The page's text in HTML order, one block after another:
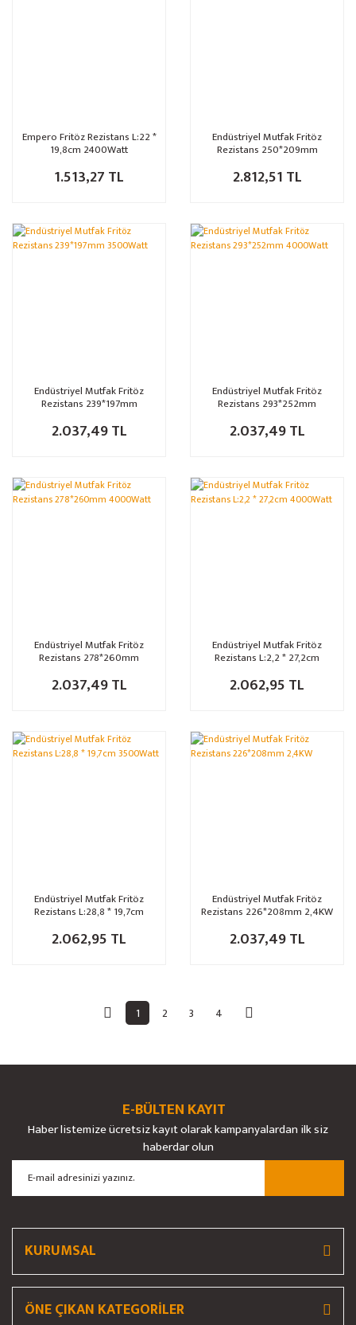
Empero Fritöz Rezistans L:22 *
19,8cm 2400Watt
1.513,27 TL
Endüstriyel Mutfak Fritöz
Rezistans 250*209mm
2.812,51 TL
Endüstriyel Mutfak Fritöz
Rezistans 239*197mm
2.037,49 TL
Endüstriyel Mutfak Fritöz
Rezistans 293*252mm
2.037,49 TL
Endüstriyel Mutfak Fritöz
Rezistans 278*260mm
2.037,49 TL
Endüstriyel Mutfak Fritöz
Rezistans L:2,2 * 27,2cm
2.062,95 TL
Endüstriyel Mutfak Fritöz
Rezistans L:28,8 * 19,7cm
2.062,95 TL
Endüstriyel Mutfak Fritöz
Rezistans 226*208mm 2,4KW
2.037,49 TL
1 2 3 4
E-BÜLTEN KAYIT
Haber listemize ücretsiz kayıt olarak kampanyalardan ilk siz
haberdar olun
KURUMSAL
ÖNE ÇIKAN KATEGORİLER